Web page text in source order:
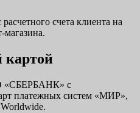
счета клиента на
магазина.
картой
«СБЕРБАНК» с
платежных систем «МИР»,